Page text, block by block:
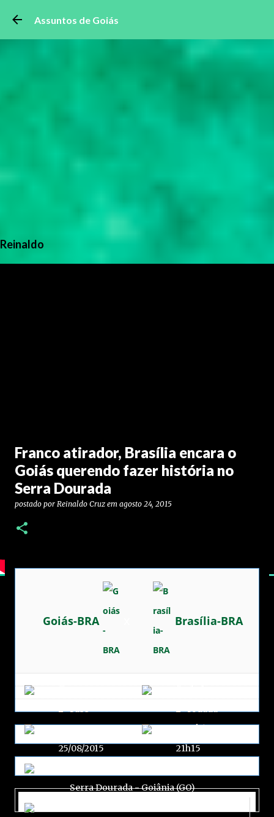
Assuntos de Goiás
Reinaldo
Franco atirador, Brasília encara o
Goiás querendo fazer história no
Serra Dourada
postado por Reinaldo Cruz em agosto 24, 2015
Goiás-BRA Brasília-BRA
Fase
2ª Fase
Rodada
2ª rodada
Data
25/08/2015
Horário
21h15
Serra Dourada - Goiânia (GO)